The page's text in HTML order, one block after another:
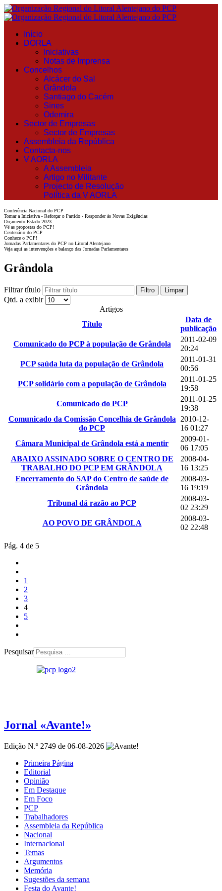
Início
DORLA
Iniciativas
Notas de Imprensa
Concelhos
Alcácer do Sal
Grândola
Santiago do Cacém
Sines
Odemira
Sector de Empresas
Sector de Empresas
Assembleia da República
Contacta-nos
V AORLA
A Assembleia
Artigo no Militante
Projecto de Resolução
Política da V AORLA
Conferência Nacional do PCP
Tomar a Iniciativa - Reforçar o Partido - Responder às Novas Exigências
Orçamento Estado 2023
Vê as propostas do PCP!
Centenário do PCP
Conhece o PCP!
Jornadas Parlamentares do PCP no Litoral Alentejano
Veja aqui as intervenções e balanço das Jornadas Parlamentares
Grândola
Filtrar título Filtro Limpar
Qtd. a exibir
Artigos
Título
Data de
publicação
Comunicado do PCP à população de Grândola
2011-02-09
20:24
PCP saúda luta da população de Grândola
2011-01-31
00:56
PCP solidário com a população de Grândola
2011-01-25
19:58
Comunicado do PCP
2011-01-25
19:38
Comunicado da Comissão Concelhia de Grândola
do PCP
2010-12-
16 01:27
Câmara Municipal de Grândola está a mentir
2009-01-
06 17:05
ABAIXO ASSINADO SOBRE O CENTRO DE
TRABALHO DO PCP EM GRÂNDOLA
2008-04-
16 13:25
Encerramento do SAP do Centro de saúde de
Grândola
2008-03-
16 19:19
Tribunal dá razão ao PCP
2008-03-
02 23:29
AO POVO DE GRÂNDOLA
2008-03-
02 22:48
Pág. 4 de 5
1
2
3
4
5
Pesquisar
Jornal «Avante!»
Edição N.º 2749 de 06-08-2026
Primeira Página
Editorial
Opinião
Em Destaque
Em Foco
PCP
Trabalhadores
Assembleia da República
Nacional
Internacional
Temas
Argumentos
Memória
Sugestões da semana
Festa do Avante!